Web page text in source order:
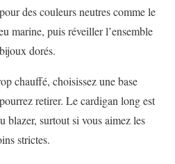
des couleurs neutres comme le
marine, puis réveiller l’ensemble
dorés.
chauffé, choisissez une base
retirer. Le cardigan long est
blazer, surtout si vous aimez les
strictes.